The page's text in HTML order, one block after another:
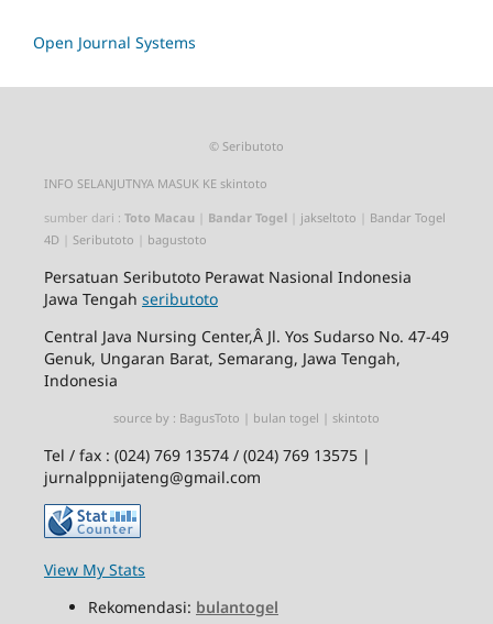
Open Journal Systems
© Seributoto
INFO SELANJUTNYA MASUK KE skintoto
sumber dari : Toto Macau Bandar Togel| jakseltoto
Bandar Togel
4D
Seributoto bagustoto
Persatuan SeributotoPerawat Nasional Indonesia
Jawa Tengah seributoto
Central Java Nursing Center,Â Jl. Yos Sudarso No. 47-49
Genuk, Ungaran Barat, Semarang, Jawa Tengah,
Indonesia
source by : BagusToto | bulan togel | skintoto
Tel / fax : (024) 769 13574 / (024) 769 13575 |
jurnalppnijateng@gmail.com
View My Stats
Rekomendasi: bulantogel